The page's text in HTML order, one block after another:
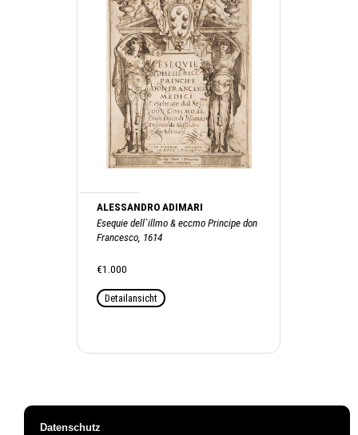
ALESSANDRO ADIMARI
Esequie dell`illmo & eccmo Principe don
Francesco, 1614
€1.000
Detailansicht
Datenschutz